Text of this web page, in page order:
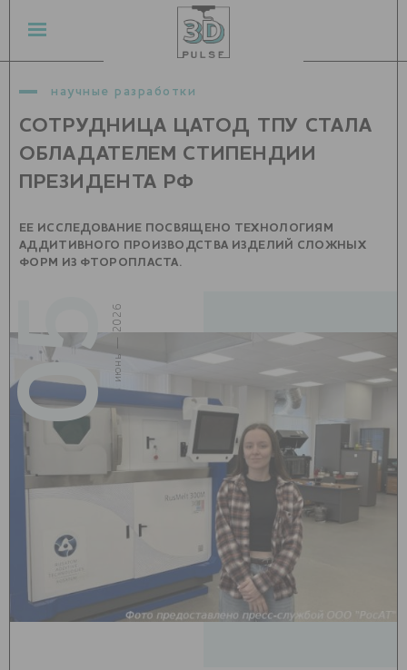
научные разработки
СОТРУДНИЦА ЦАТОД ТПУ СТАЛА
ОБЛАДАТЕЛЕМ СТИПЕНДИИ
ПРЕЗИДЕНТА РФ
ЕЕ ИССЛЕДОВАНИЕ ПОСВЯЩЕНО ТЕХНОЛОГИЯМ
АДДИТИВНОГО ПРОИЗВОДСТВА ИЗДЕЛИЙ СЛОЖНЫХ
ФОРМ ИЗ ФТОРОПЛАСТА.
05
июнь — 2026